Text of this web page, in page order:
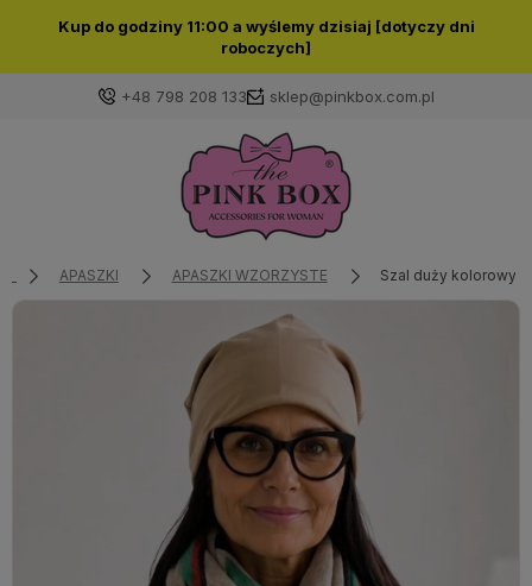
Kup do godziny 11:00 a wyślemy dzisiaj [dotyczy dni
roboczych]
+48 798 208 133 sklep@pinkbox.com.pl
Zaloguj się
Wybierz coś dla siebie z naszej aktualnej oferty lub
zaloguj się, aby przywrócić dodane produkty do listy
z poprzedniej sesji.
APASZKI APASZKI WZORZYSTE Szal duży kolorowy